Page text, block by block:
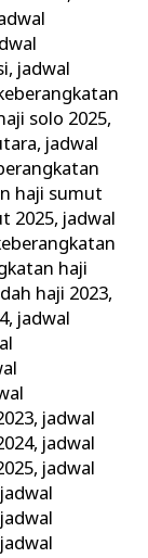
, jadwal
solo 2025,
, jadwal
haji sumut
2025, jadwal
haji
haji 2023,
, jadwal
, jadwal
, jadwal
, jadwal
jadwal
jadwal
jadwal